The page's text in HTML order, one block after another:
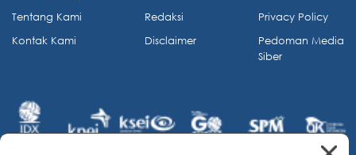
Tentang Kami
Kontak Kami
Redaksi
Disclaimer
Privacy Policy
Pedoman Media
Siber